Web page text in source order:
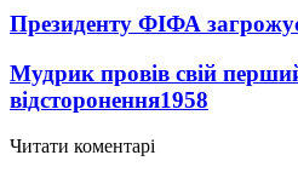
Президенту ФІФА
Мудрик провів свій
відсторонення1958
Читати коментарі